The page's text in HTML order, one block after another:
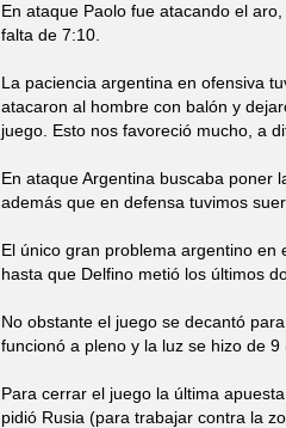
En ataque Paolo fue atacando el
falta de 7:10.
La paciencia argentina en ofensiva
atacaron al hombre con balón y
juego. Esto nos favoreció mucho, a
En ataque Argentina buscaba poner
además que en defensa tuvimos
El único gran problema argentino
hasta que Delfino metió los últimos
No obstante el juego se decantó
funcionó a pleno y la luz se hizo de 9
Para cerrar el juego la última
pidió Rusia (para trabajar contra la